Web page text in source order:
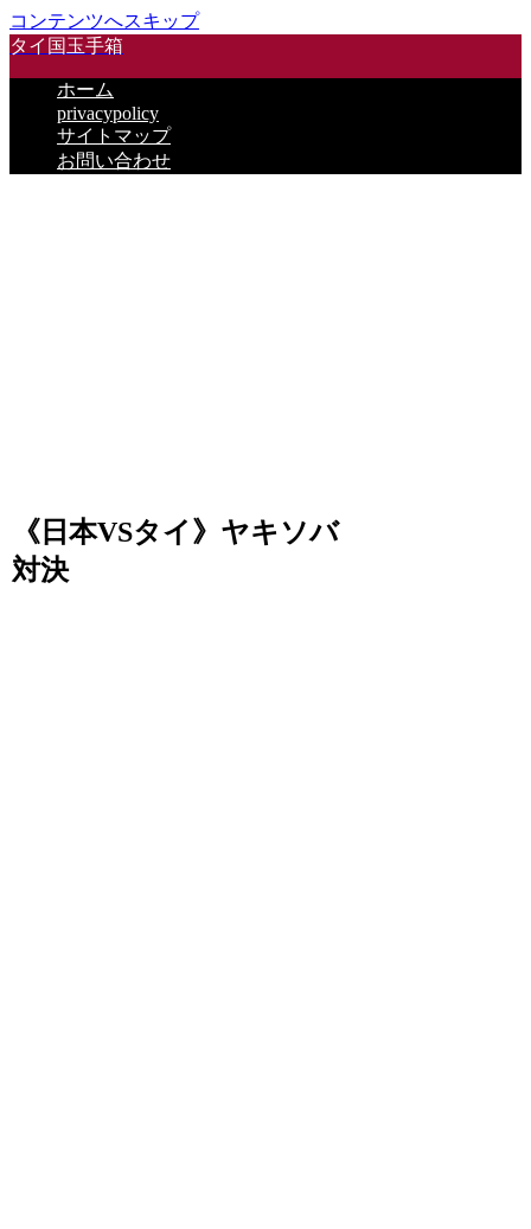
コンテンツへスキップ
タイ国玉手箱
ホーム
privacypolicy
サイトマップ
お問い合わせ
《日本VSタイ》ヤキソバ
対決